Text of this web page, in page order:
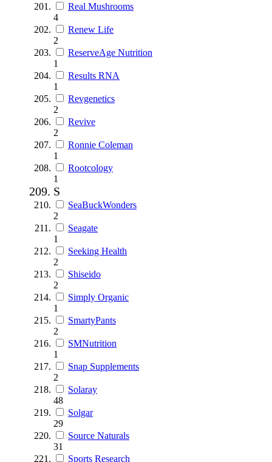
Real Mushrooms
4
Renew Life
2
ReserveAge Nutrition
1
Results RNA
1
Revgenetics
2
Revive
2
Ronnie Coleman
1
Rootcology
1
S
SeaBuckWonders
2
Seagate
1
Seeking Health
2
Shiseido
2
Simply Organic
1
SmartyPants
2
SMNutrition
1
Snap Supplements
2
Solaray
48
Solgar
29
Source Naturals
31
Sports Research